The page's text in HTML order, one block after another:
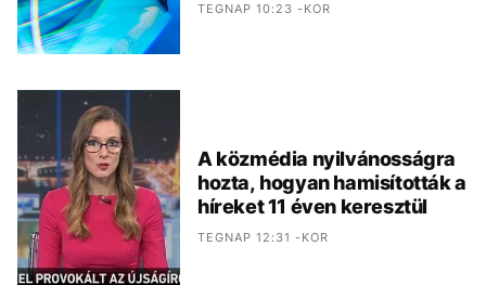
TEGNAP 10:23 -KOR
A közmédia nyilvánosságra
hozta, hogyan hamisították a
híreket 11 éven keresztül
TEGNAP 12:31 -KOR